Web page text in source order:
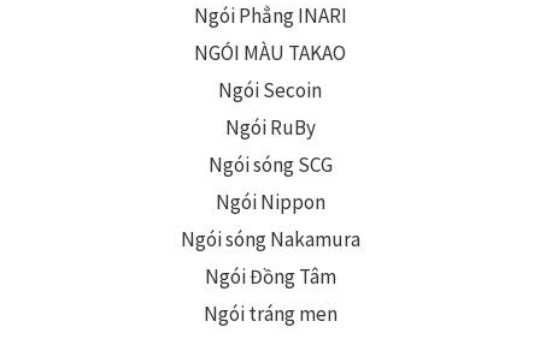
Ngói Phẳng INARI
NGÓI MÀU TAKAO
Ngói Secoin
Ngói RuBy
Ngói sóng SCG
Ngói Nippon
Ngói sóng Nakamura
Ngói Đồng Tâm
Ngói tráng men